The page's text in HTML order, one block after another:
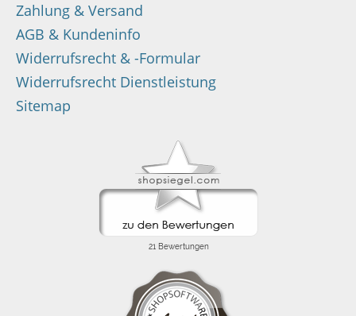
Zahlung & Versand
AGB & Kundeninfo
Widerrufsrecht & -Formular
Widerrufsrecht Dienstleistung
Sitemap